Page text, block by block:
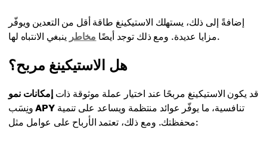
إضافةً إلى ذلك، يستهلك الاستيكينغ طاقة أقل من التعدين ويوفّر
مزايا عديدة. ومع ذلك توجد أيضًا مخاطر ينبغي الانتباه لها.
هل الاستيكينغ مربح؟
قد يكون الاستيكينغ مربحًا عند اختيار عملة موثوقة ذاتإمكانات نمو
ونِسَبAPY
محفظتك. ومع ذلك، تعتمد الأرباح على عوامل مثل: